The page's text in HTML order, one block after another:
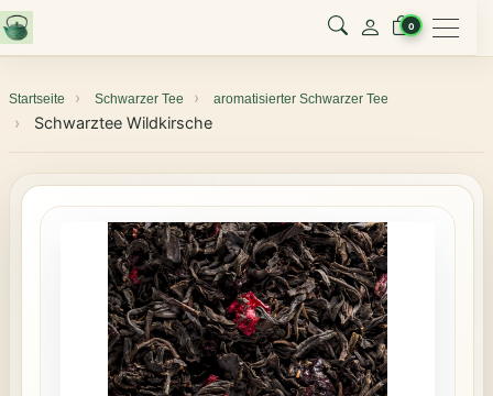
0 Menu
Startseite Schwarzer Tee aromatisierter Schwarzer Tee
Schwarztee Wildkirsche